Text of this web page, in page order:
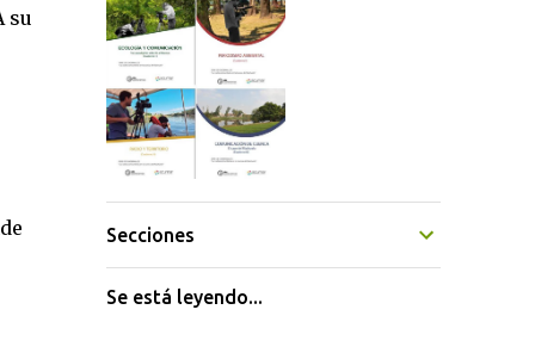
su
Secciones
Se está leyendo...